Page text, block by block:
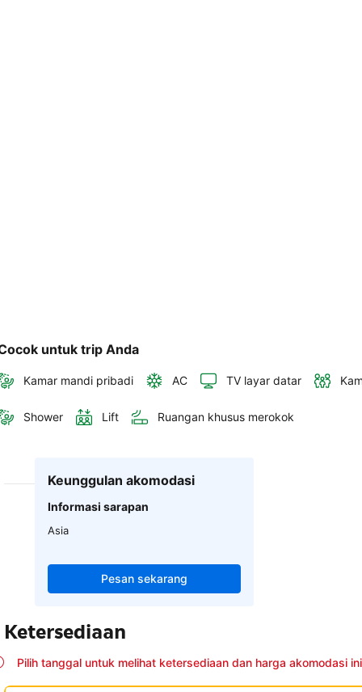
untuk trip Anda
Kamar mandi pribadi AC TV layar datar
Shower Lift Ruangan khusus merokok
Keunggulan akomodasi
Informasi sarapan
Asia
Pesan sekarang
Ketersediaan
Pilih tanggal untuk melihat ketersediaan dan harga akomodasi ini